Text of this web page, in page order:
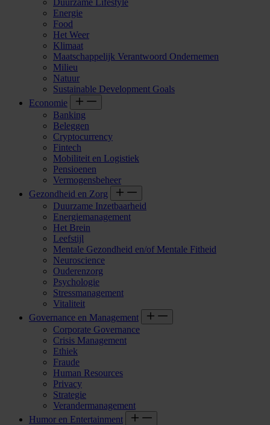
Energie
Food
Het Weer
Klimaat
Maatschappelijk Verantwoord Ondernemen
Milieu
Natuur
Sustainable Development Goals
Economie
Banking
Beleggen
Cryptocurrency
Fintech
Mobiliteit en Logistiek
Pensioenen
Vermogensbeheer
Gezondheid en Zorg
Duurzame Inzetbaarheid
Energiemanagement
Het Brein
Leefstijl
Mentale Gezondheid en/of Mentale Fitheid
Neuroscience
Ouderenzorg
Psychologie
Stressmanagement
Vitaliteit
Governance en Management
Corporate Governance
Crisis Management
Ethiek
Fraude
Human Resources
Privacy
Strategie
Verandermanagement
Humor en Entertainment